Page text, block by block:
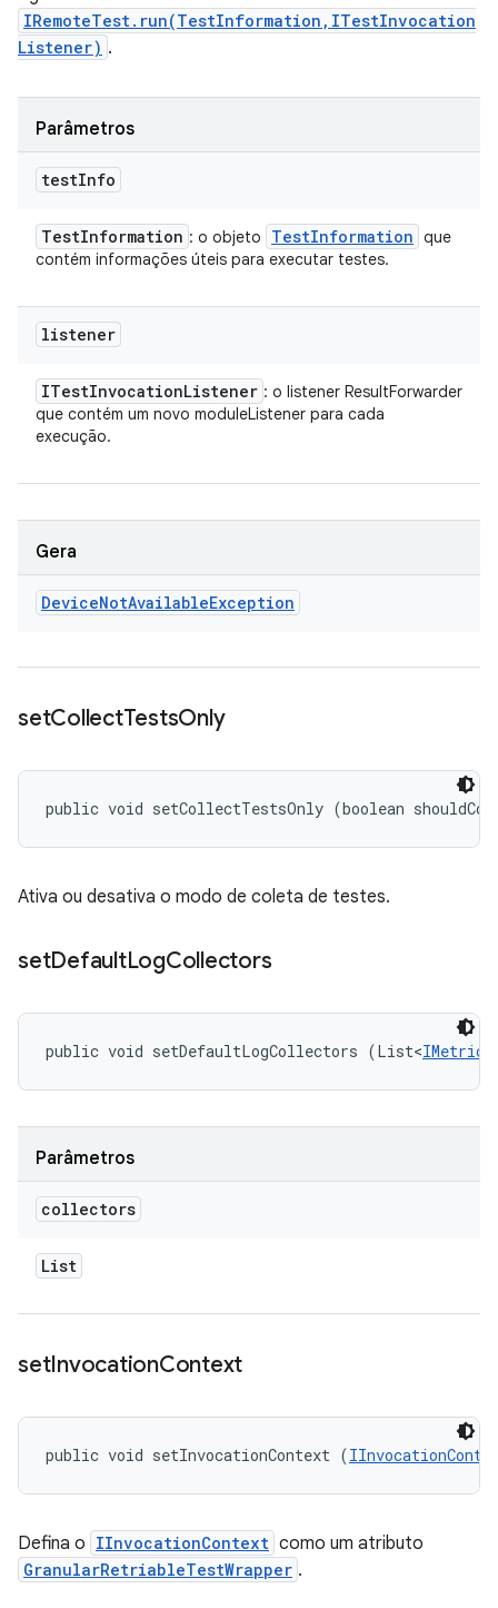
IRemoteTest.run(TestInformation,ITestInvocation
Listener) .
Parâmetros
testInfo
TestInformation : o objeto TestInformation que
contém informações úteis para executar testes.
listener
ITestInvocationListener : o listener ResultForwarder
que contém um novo moduleListener para cada
execução.
Gera
DeviceNotAvailableException
setCollectTestsOnly
public void setCollectTestsOnly (boolean
Ativa ou desativa o modo de coleta de testes.
setDefaultLogCollectors
public void setDefaultLogCollectors (List<
Parâmetros
collectors
List
setInvocationContext
public void setInvocationContext (
Defina o IInvocationContext como um atributo
GranularRetriableTestWrapper .